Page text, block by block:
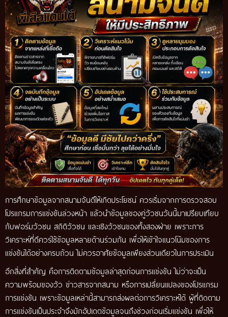
การศึกษาข้อมูลจากสนามจันดีให้เกิดประโยชน์ ควรเริ่มจากการตรวจสอบ
โปรแกรมการแข่งขันล่วงหน้า แล้วนำข้อมูลของคู่วัวชนวันนี้มาเปรียบเทียบ
กับฟอร์มวัวชน สถิติวัวชน และเชิงวัวชนของทั้งสองฝ่าย เพราะการ
วิเคราะห์ที่ดีควรใช้ข้อมูลหลายด้านร่วมกัน เพื่อให้เข้าใจแนวโน้มของการ
แข่งขันได้อย่างครบถ้วน ไม่ควรอาศัยข้อมูลเพียงส่วนเดียวในการประเมิน
อีกสิ่งที่สำคัญ คือการติดตามข้อมูลล่าสุดก่อนการแข่งขัน ไม่ว่าจะเป็น
ความพร้อมของวัว ข่าวสารจากสนาม หรือการเปลี่ยนแปลงของโปรแกรม
การแข่งขัน เพราะข้อมูลเหล่านี้สามารถส่งผลต่อการวิเคราะห์ได้ ผู้ที่ติดตาม
การแข่งขันเป็นประจำจึงมักอัปเดตข้อมูลจนถึงช่วงก่อนเริ่มแข่งขัน เพื่อให้